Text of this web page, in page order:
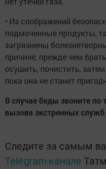
• Из соображений
подмоченные продукты,
загрязнены
причине, прежде чем
осушить, почистить,
пока она не станет
В случае беды звоните по
вызова экстренных
Следите за самым
Telegram-канале